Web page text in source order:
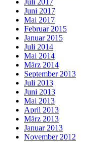
Juli 2017
Juni 2017
Mai 2017
Februar 2015
Januar 2015
Juli 2014
Mai 2014
März 2014
September 2013
Juli 2013
Juni 2013
Mai 2013
April 2013
März 2013
Januar 2013
November 2012